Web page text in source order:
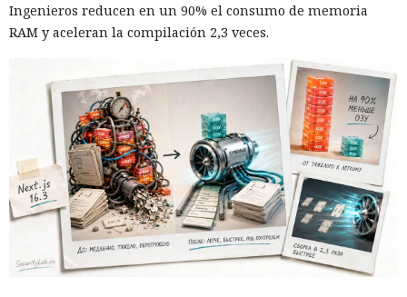
Ingenieros reducen en un 90% el consumo de memoria
RAM y aceleran la compilación 2,3 veces.